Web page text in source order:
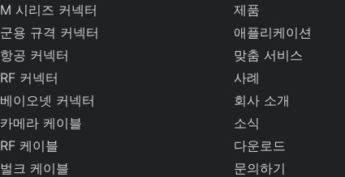
M 시리즈 커넥터
군용 규격 커넥터
항공 커넥터
RF 커넥터
베이오넷 커넥터
카메라 케이블
RF 케이블
벌크 케이블
제품
애플리케이션
맞춤 서비스
사례
회사 소개
소식
다운로드
문의하기